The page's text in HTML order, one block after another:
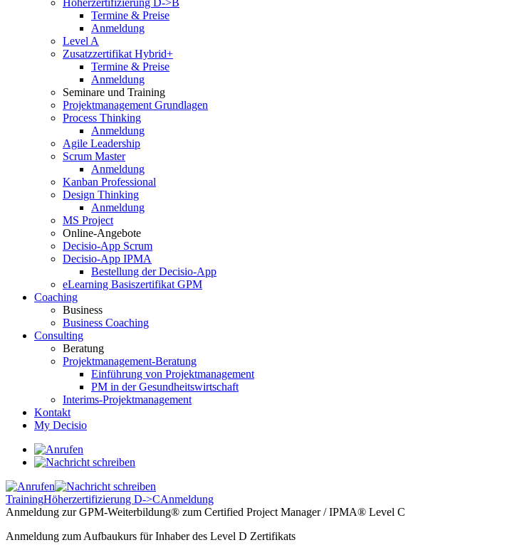
Höherzertifizierung D->B
Termine & Preise
Anmeldung
Level A
Zusatzzertifikat Hybrid+
Termine & Preise
Anmeldung
Seminare und Training
Projektmanagement Grundlagen
Process Thinking
Anmeldung
Agile Leadership
Scrum Master
Anmeldung
Kanban Professional
Design Thinking
Anmeldung
MS Project
Online-Angebote
Decisio-App Scrum
Decisio-App IPMA
Bestellung der Decisio-App
eLearning Basiszertifikat GPM
Coaching
Business
Business Coaching
Consulting
Beratung
Projektmanagement-Beratung
Einführung von Projektmanagement
PM in der Gesundheitswirtschaft
Interims-Projektmanagement
Kontakt
My Decisio
TrainingHöherzertifizierung D->CAnmeldung
Anmeldung zur GPM-Weiterbildung® zum Certified Project Manager / IPMA® Level C
Anmeldung zum Aufbaukurs für Inhaber des Level D Zertifikats